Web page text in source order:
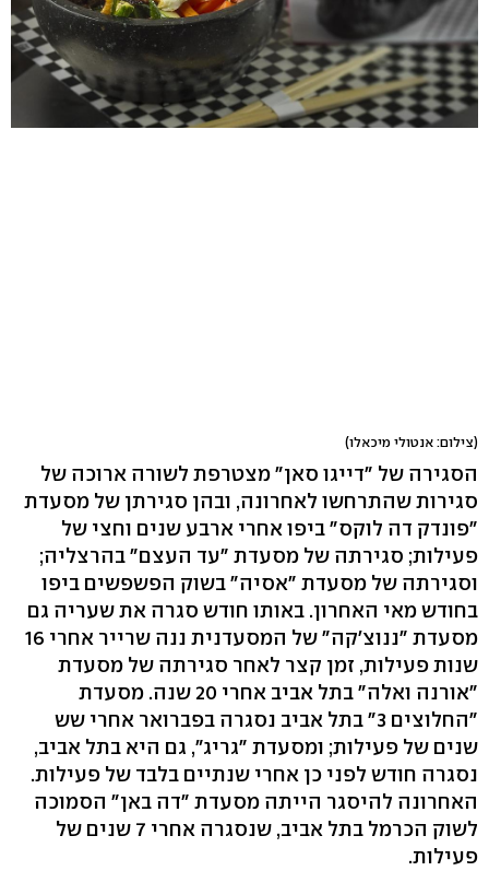
(צילום: אנטולי מיכאלו)
הסגירה של "דייגו סאן" מצטרפת לשורה ארוכה של
סגירות שהתרחשו לאחרונה, ובהן סגירתן של מסעדת
"פונדק דה לוקס" ביפו אחרי ארבע שנים וחצי של
פעילות; סגירתה של מסעדת "עד העצם" בהרצליה;
וסגירתה של מסעדת "אסיה" בשוק הפשפשים ביפו
בחודש מאי האחרון. באותו חודש סגרה את שעריה גם
מסעדת "ננוצ'קה" של המסעדנית ננה שרייר אחרי 16
שנות פעילות, זמן קצר לאחר סגירתה של מסעדת
"אורנה ואלה" בתל אביב אחרי 20 שנה. מסעדת
"החלוצים 3" בתל אביב נסגרה בפברואר אחרי שש
שנים של פעילות; ומסעדת "גריג", גם היא בתל אביב,
נסגרה חודש לפני כן אחרי שנתיים בלבד של פעילות.
האחרונה להיסגר הייתה מסעדת "דה באן" הסמוכה
לשוק הכרמל בתל אביב, שנסגרה אחרי 7 שנים של
פעילות.